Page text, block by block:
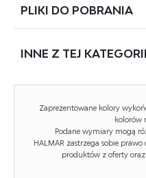
łóżko piętrowe / opcja
bez materaca, w opcji
Rodzaj:
Styl wykonania:
PLIKI DO POBRANIA
Bunky 90
Zaprezentowane kolory
kolorów
Podane wymiary mogą
HALMAR zastrzega sobie
produktów z oferty
INNE Z TEJ KATEGORII